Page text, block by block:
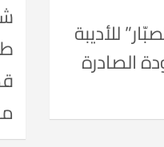
للأديبة
الصادرة